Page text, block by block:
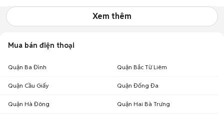
Xem thêm
Mua bán điện thoại
Quận Ba Đình Quận Bắc Từ Liêm
Quận Cầu Giấy Quận Đống Đa
Quận Hà Đông Quận Hai Bà Trưng